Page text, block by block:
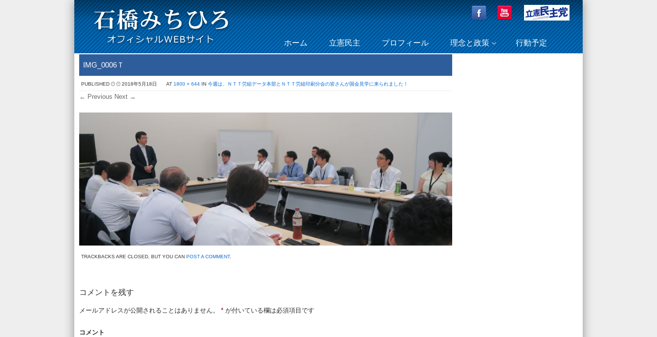
Menu
Skip to content
ホーム 立憲民主 プロフィール 理念と政策 行動予定
IMG_0006Ｔ
PUBLISHED 2018年5月18日 AT 1800 × 644 IN 今週は、ＮＴＴ労組データ本部とＮＴＴ労組印刷分会の皆さんが国会見学に来られました！
← Previous Next →
TRACKBACKS ARE CLOSED, BUT YOU CAN POST A COMMENT.
コメントを残す
メールアドレスが公開されることはありません。 * が付いている欄は必須項目です
コメント